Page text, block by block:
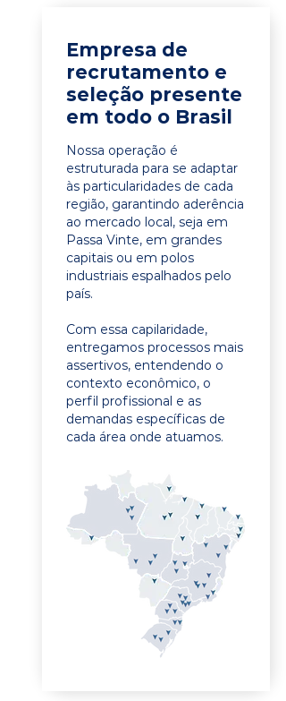
Empresa de
recrutamento e
seleção presente
em todo o Brasil
Nossa operação é
estruturada para se adaptar
às particularidades de cada
região, garantindo aderência
ao mercado local, seja em
Passa Vinte, em grandes
capitais ou em polos
industriais espalhados pelo
país.
Com essa capilaridade,
entregamos processos mais
assertivos, entendendo o
contexto econômico, o
perfil profissional e as
demandas específicas de
cada área onde atuamos.